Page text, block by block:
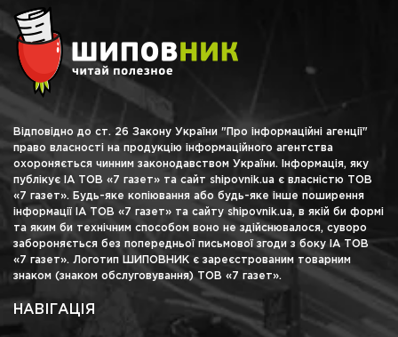
Відповідно до ст. 26 Закону України "Про інформаційні агенції"
право власності на продукцію інформаційного агентства
охороняється чинним законодавством України. Інформація, яку
публікує ІА ТОВ «7 газет» та сайт shipovnik.ua є власністю ТОВ
«7 газет». Будь-яке копіювання або будь-яке інше поширення
інформації ІА ТОВ «7 газет» та сайту shipovnik.ua, в якій би формі
та яким би технічним способом воно не здійснювалося, суворо
забороняється без попередньої письмової згоди з боку ІА ТОВ
«7 газет». Логотип ШИПОВНИК є зареєстрованим товарним
знаком (знаком обслуговування) ТОВ «7 газет».
НАВІГАЦІЯ